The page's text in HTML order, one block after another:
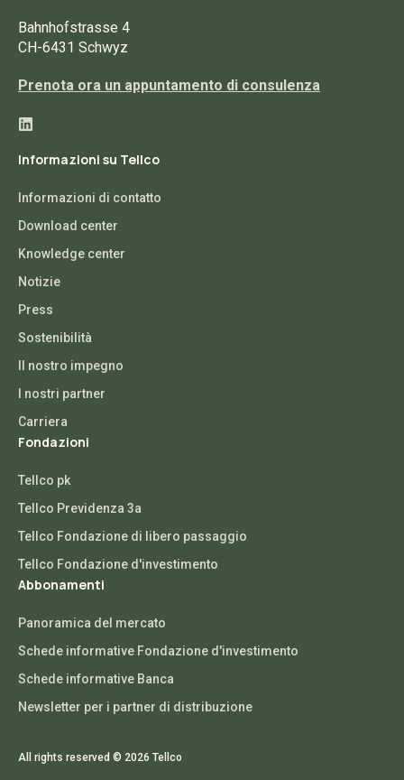
Bahnhofstrasse 4
CH-6431 Schwyz
Prenota ora un appuntamento di consulenza
Informazioni su Tellco
Informazioni di contatto
Download center
Knowledge center
Notizie
Press
Sostenibilità
Il nostro impegno
I nostri partner
Carriera
Fondazioni
Tellco pk
Tellco Previdenza 3a
Tellco Fondazione di libero passaggio
Tellco Fondazione d'investimento
Abbonamenti
Panoramica del mercato
Schede informative Fondazione d'investimento
Schede informative Banca
Newsletter per i partner di distribuzione
All rights reserved © 2026 Tellco